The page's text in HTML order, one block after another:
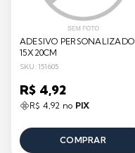
ADESIVO PERSONALIZADO
15X20CM
SKU: 151605
R$ 4,92
R$ 4,92 no PIX
COMPRAR